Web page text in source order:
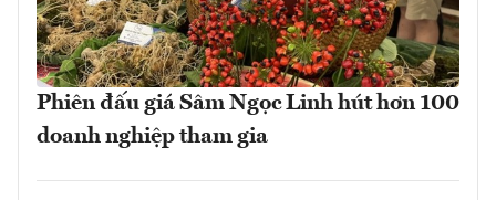
Phiên đấu giá Sâm Ngọc Linh hút hơn 100
doanh nghiệp tham gia